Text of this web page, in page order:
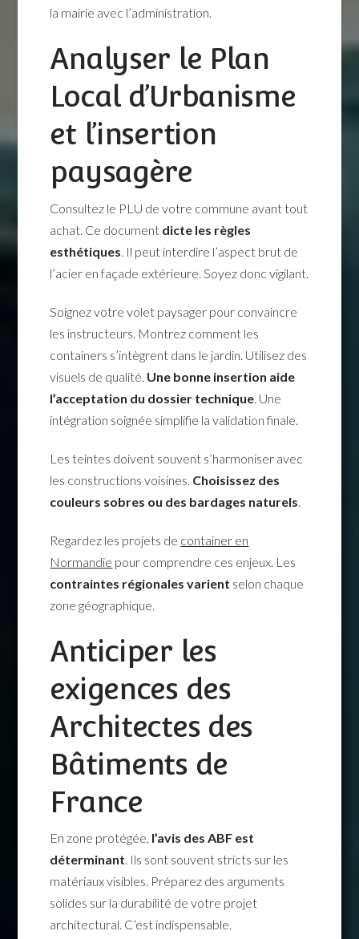
la mairie avec l’administration.
Analyser le Plan
Local d’Urbanisme
et l’insertion
paysagère
Consultez le PLU de votre commune avant tout
achat. Ce document dicte les règles
esthétiques . Il peut interdire l’aspect brut de
l’acier en façade extérieure. Soyez donc vigilant.
Soignez votre volet paysager pour convaincre
les instructeurs. Montrez comment les
containers s’intègrent dans le jardin. Utilisez des
visuels de qualité. Une bonne insertion aide
l’acceptation du dossier technique . Une
intégration soignée simplifie la validation finale.
Les teintes doivent souvent s’harmoniser avec
les constructions voisines. Choisissez des
couleurs sobres ou des bardages naturels
Regardez les projets de container en
Normandie pour comprendre ces enjeux. Les
contraintes régionales varient selon chaque
zone géographique.
Anticiper les
exigences des
Architectes des
Bâtiments de
France
En zone protégée, l’avis des ABF est
déterminant. Ils sont souvent stricts sur les
matériaux visibles. Préparez des arguments
solides sur la durabilité de votre projet
architectural. C’est indispensable.